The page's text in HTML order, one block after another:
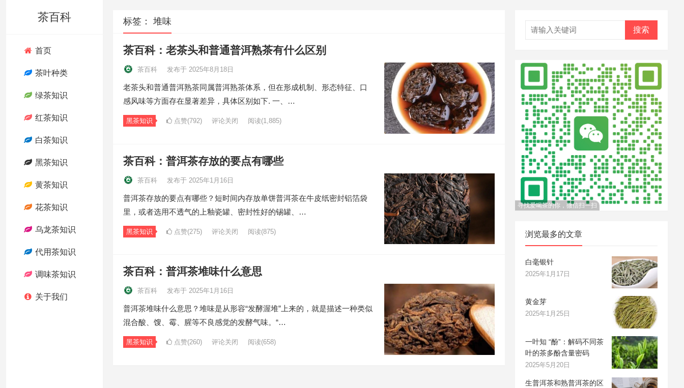
茶百科
首页
茶叶种类
绿茶知识
红茶知识
白茶知识
黑茶知识
黄茶知识
花茶知识
乌龙茶知识
代用茶知识
调味茶知识
关于我们
标签： 堆味
茶百科：老茶头和普通普洱熟茶有什么区别
茶百科 发布于 2025年8月18日
老茶头和普通普洱熟茶同属普洱熟茶体系，但在形成机制、形态特征、口
感风味等方面存在显著差异，具体区别如下. 一、…
黑茶知识 点赞(792) 评论关闭 阅读(1,885)
茶百科：普洱茶存放的要点有哪些
茶百科 发布于 2025年1月16日
普洱茶存放的要点有哪些？短时间内存放单饼普洱茶在牛皮纸密封铝箔袋
里，或者选用不透气的上釉瓷罐、密封性好的锡罐、…
黑茶知识 点赞(275) 评论关闭 阅读(875)
茶百科：普洱茶堆味什么意思
茶百科 发布于 2025年1月16日
普洱茶堆味什么意思？堆味是从形容“发酵渥堆”上来的，就是描述一种类似
混合酸、馊、霉、腥等不良感觉的发酵气味。“…
黑茶知识 点赞(260) 评论关闭 阅读(658)
搜索
寻找爱喝茶的你，微信扫一扫
浏览最多的文章
白毫银针
2025年1月17日
黄金芽
2025年1月25日
一叶知 “酚”：解码不同茶
叶的茶多酚含量密码
2025年5月20日
生普洱茶和熟普洱茶的区